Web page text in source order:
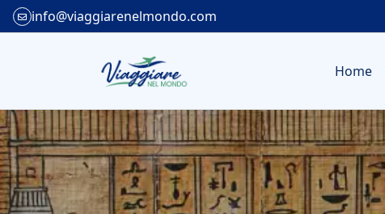
info@viaggiarenelmondo.com
Home